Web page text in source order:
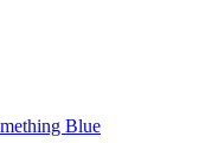
Blue